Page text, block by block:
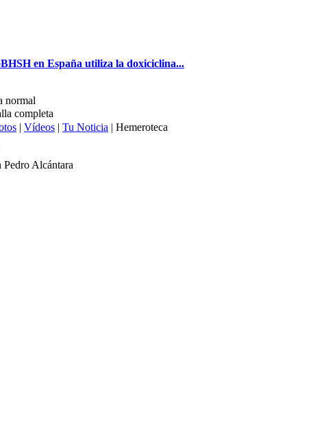
en España utiliza la doxiciclina...
normal
completa
| Vídeos | Tu Noticia | Hemeroteca
Pedro Alcántara